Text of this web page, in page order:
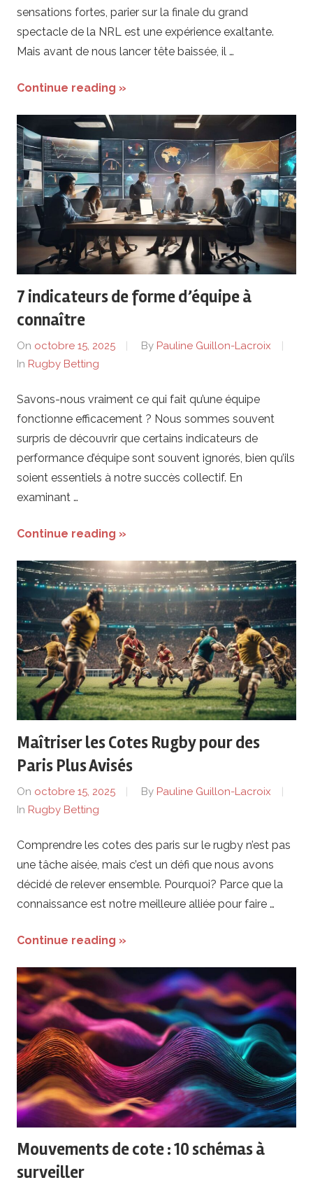
sensations fortes, parier sur la finale du grand
spectacle de la NRL est une expérience exaltante.
Mais avant de nous lancer tête baissée, il …
Continue reading »
7 indicateurs de forme d’équipe à
connaître
On octobre 15, 2025 By Pauline Guillon-Lacroix
In Rugby Betting
Savons-nous vraiment ce qui fait qu’une équipe
fonctionne efficacement ? Nous sommes souvent
surpris de découvrir que certains indicateurs de
performance d’équipe sont souvent ignorés, bien qu’ils
soient essentiels à notre succès collectif. En
examinant …
Continue reading »
Maîtriser les Cotes Rugby pour des
Paris Plus Avisés
On octobre 15, 2025 By Pauline Guillon-Lacroix
In Rugby Betting
Comprendre les cotes des paris sur le rugby n’est pas
une tâche aisée, mais c’est un défi que nous avons
décidé de relever ensemble. Pourquoi? Parce que la
connaissance est notre meilleure alliée pour faire …
Continue reading »
Mouvements de cote : 10 schémas à
surveiller